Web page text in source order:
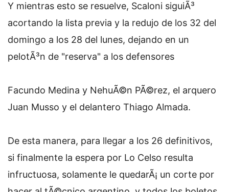
Y mientras esto se resuelve, Scaloni siguiÃ³
acortando la lista previa y la redujo de los 32 del
domingo a los 28 del lunes, dejando en un
pelotÃ³n de "reserva" a los defensores
Facundo Medina y NehuÃ©n PÃ©rez, el arquero
Juan Musso y el delantero Thiago Almada.
De esta manera, para llegar a los 26 definitivos,
si finalmente la espera por Lo Celso resulta
infructuosa, solamente le quedarÃ¡ un corte por